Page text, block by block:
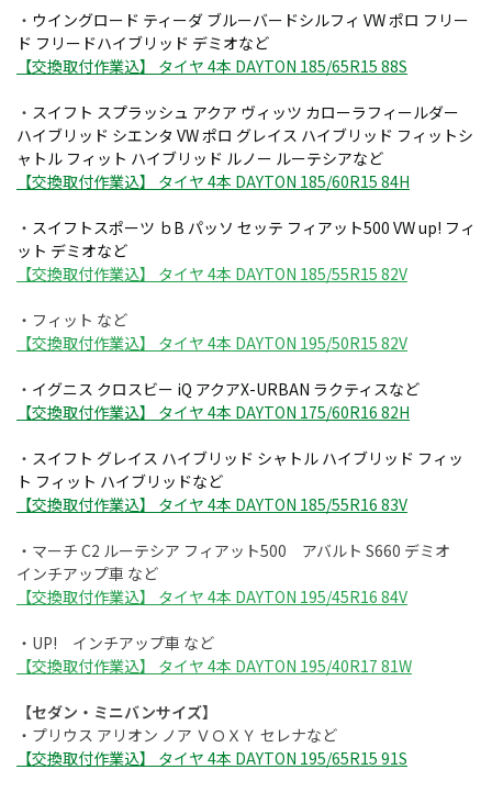
・ ウイングロード ティーダ ブルーバードシルフィ VW ポロ フリー
ド フリードハイブリッド デミオなど
【交換取付作業込】 タイヤ 4本 DAYTON 185/65R15 88S
・ スイフト スプラッシュ アクア ヴィッツ カローラフィールダー
ハイブリッド シエンタ VW ポロ グレイス ハイブリッド フィットシ
ャトル フィット ハイブリッド ルノー ルーテシアなど
【交換取付作業込】 タイヤ 4本 DAYTON 185/60R15 84H
・ スイフトスポーツ ｂB パッソ セッテ フィアット500 VW up! フィ
ット デミオなど
【交換取付作業込】 タイヤ 4本 DAYTON 185/55R15 82V
・フィット など
【交換取付作業込】 タイヤ 4本 DAYTON 195/50R15 82V
・ イグニス クロスビー iQ アクアX-URBAN ラクティスなど
【交換取付作業込】 タイヤ 4本 DAYTON 175/60R16 82H
・ スイフト グレイス ハイブリッド シャトル ハイブリッド フィッ
ト フィット ハイブリッドなど
【交換取付作業込】 タイヤ 4本 DAYTON 185/55R16 83V
・マーチ C2 ルーテシア フィアット500 アバルト S660 デミオ
インチアップ車 など
【交換取付作業込】 タイヤ 4本 DAYTON 195/45R16 84V
・UP! インチアップ車 など
【交換取付作業込】 タイヤ 4本 DAYTON 195/40R17 81W
【セダン・ミニバンサイズ】
・プリウス アリオン ノア ＶＯＸＹ セレナなど
【交換取付作業込】 タイヤ 4本 DAYTON 195/65R15 91S